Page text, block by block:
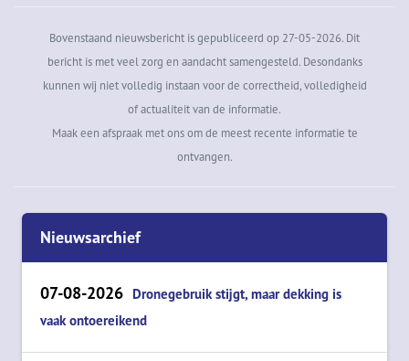
Bovenstaand nieuwsbericht is gepubliceerd op 27-05-2026. Dit
bericht is met veel zorg en aandacht samengesteld. Desondanks
kunnen wij niet volledig instaan voor de correctheid, volledigheid
of actualiteit van de informatie.
Maak een afspraak met ons om de meest recente informatie te
ontvangen.
Nieuwsarchief
07-08-2026 Dronegebruik stijgt, maar dekking is
vaak ontoereikend